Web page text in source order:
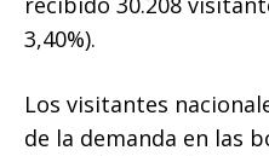
3,40%).
Los visitantes
de la demanda en las